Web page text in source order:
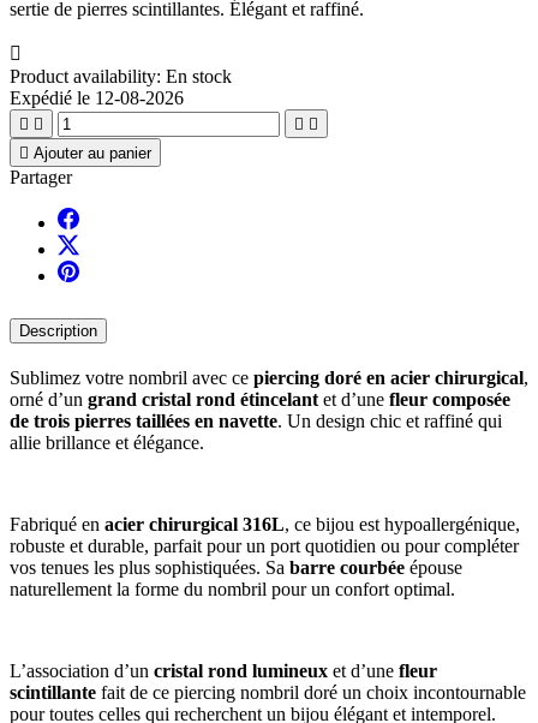
sertie de pierres scintillantes. Élégant et raffiné.

Product availability: En stock
Expédié le 12-08-2026
   
 Ajouter au panier
Partager
Description
Sublimez votre nombril avec ce piercing doré en acier chirurgical,
orné d’un grand cristal rond étincelant et d’une fleur composée
de trois pierres taillées en navette. Un design chic et raffiné qui
allie brillance et élégance.
Fabriqué en acier chirurgical 316L, ce bijou est hypoallergénique,
robuste et durable, parfait pour un port quotidien ou pour compléter
vos tenues les plus sophistiquées. Sa barre courbée épouse
naturellement la forme du nombril pour un confort optimal.
L’association d’un cristal rond lumineux et d’une fleur
scintillante fait de ce piercing nombril doré un choix incontournable
pour toutes celles qui recherchent un bijou élégant et intemporel.